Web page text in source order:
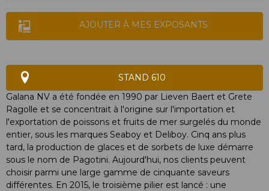
AJOUTER À MES EXPOSANTS
STAND 610
Galana NV a été fondée en 1990 par Lieven Baert et Grete
Ragolle et se concentrait à l'origine sur l'importation et
l'exportation de poissons et fruits de mer surgelés du monde
entier, sous les marques Seaboy et Deliboy. Cinq ans plus
tard, la production de glaces et de sorbets de luxe démarre
sous le nom de Pagotini. Aujourd'hui, nos clients peuvent
choisir parmi une large gamme de cinquante saveurs
différentes. En 2015, le troisième pilier est lancé : une